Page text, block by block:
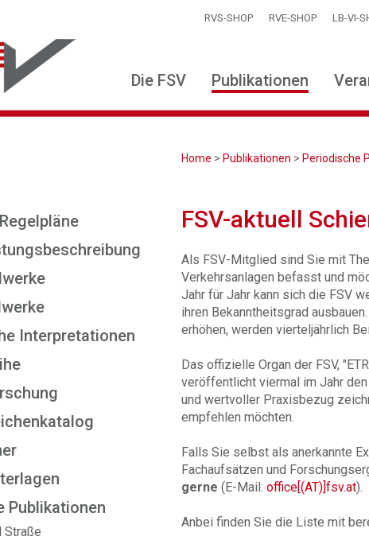
RVS-SHOP RVE-SHOP LB-VI-
Die FSV Publikationen
Home > Publikationen > Periodische
Interpretationen
Publikationen
Straße
FSV-aktuell
Als FSV-Mitglied sind Sie mit
Verkehrsanlagen befasst und
Jahr für Jahr kann sich die FSV
ihren Bekanntheitsgrad
erhöhen, werden vierteljährlich
Das offizielle Organ der FSV,
veröffentlicht viermal im Jahr
und wertvoller Praxisbezug
empfehlen möchten.
Falls Sie selbst als anerkannte
Fachaufsätzen und
gerne(E-Mail: office[(AT)]fsv.at).
Anbei finden Sie die Liste mit